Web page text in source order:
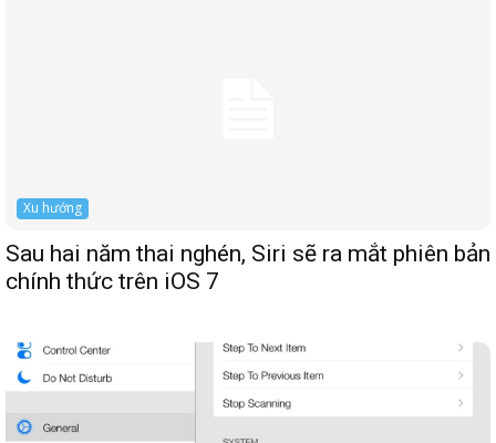
Xu hướng
Sau hai năm thai nghén, Siri sẽ ra mắt phiên bản
chính thức trên iOS 7